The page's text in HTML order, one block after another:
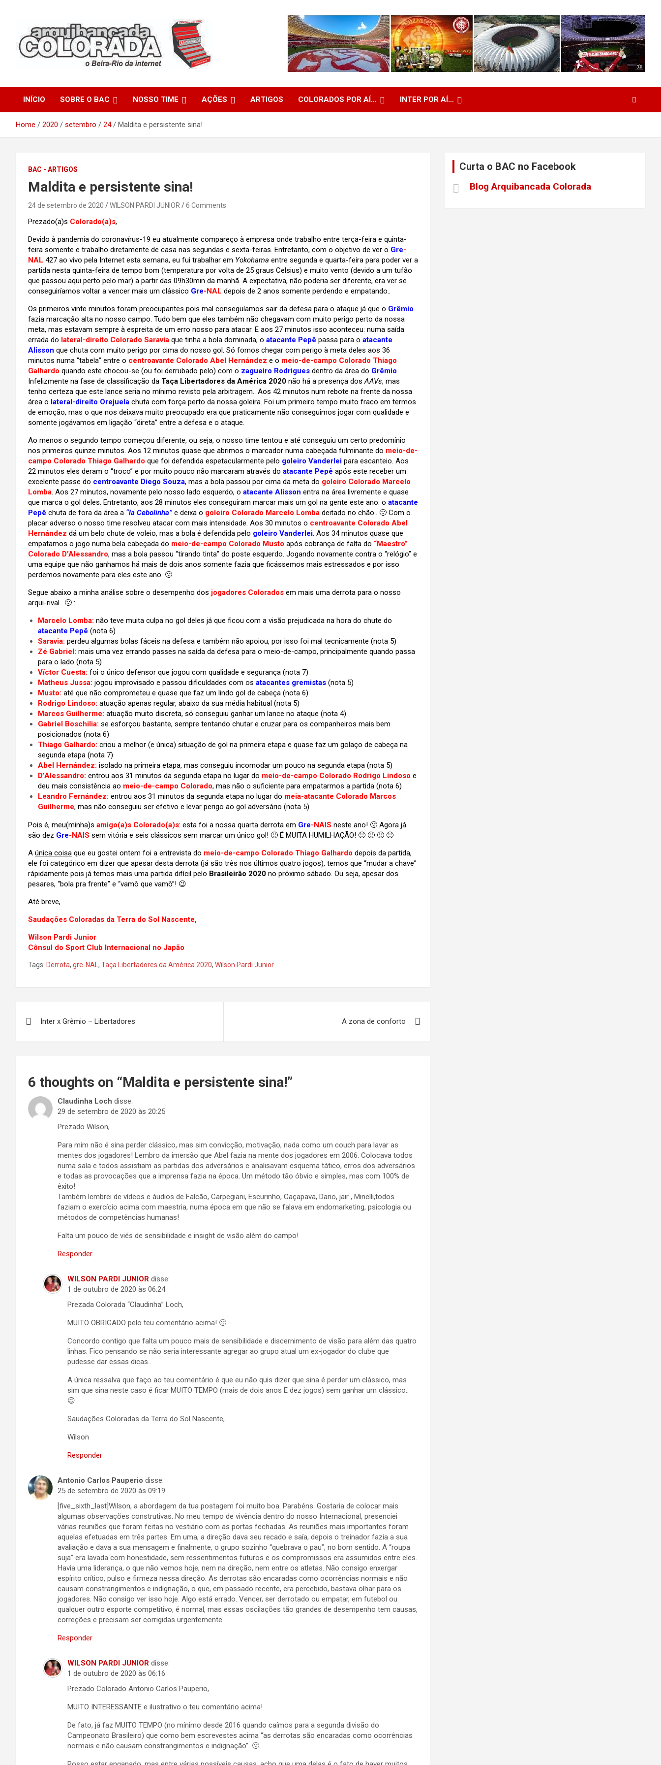
Arquibancada Colorada
INÍCIO SOBRE O BAC NOSSO TIME AÇÕES ARTIGOS COLORADOS POR AÍ… INTER POR AÍ…
Home 2020 setembro 24 Maldita e persistente sina!
BAC - ARTIGOS
Maldita e persistente sina!
24 de setembro de 2020 WILSON PARDI JUNIOR 6 Comments
Prezado(a)s Colorado(a)s,
Devido à pandemia do coronavírus-19 eu atualmente compareço à empresa onde trabalho entre terça-feira e quinta-
feira somente e trabalho diretamente de casa nas segundas e sexta-feiras. Entretanto, com o objetivo de ver o Gre-
NAL 427 ao vivo pela Internet esta semana, eu fui trabalhar em Yokohama entre segunda e quarta-feira para poder ver a
partida nesta quinta-feira de tempo bom (temperatura por volta de 25 graus Celsius) e muito vento (devido a um tufão
que passou aqui perto pelo mar) a partir das 09h30min da manhã. A expectativa, não poderia ser diferente, era ver se
conseguiríamos voltar a vencer mais um clássico Gre-NAL depois de 2 anos somente perdendo e empatando..
Os primeiros vinte minutos foram preocupantes pois mal conseguíamos sair da defesa para o ataque já que o Grêmio
fazia marcação alta no nosso campo. Tudo bem que eles também não chegavam com muito perigo perto da nossa
meta, mas estavam sempre à espreita de um erro nosso para atacar. E aos 27 minutos isso aconteceu: numa saída
errada do lateral-direito Colorado Saravia que tinha a bola dominada, o atacante Pepê passa para o atacante
Alisson que chuta com muito perigo por cima do nosso gol. Só fomos chegar com perigo à meta deles aos 36
minutos numa “tabela” entre o centroavante Colorado Abel Hernández e o meio-de-campo Colorado Thiago
Galhardo quando este chocou-se (ou foi derrubado pelo) com o zagueiro Rodrigues dentro da área do Grêmio.
Infelizmente na fase de classificação da Taça Libertadores da América 2020 não há a presença dosAAVs, mas
tenho certeza que este lance seria no mínimo revisto pela arbitragem.. Aos 42 minutos num rebote na frente da nossa
área o lateral-direito Orejuela chuta com força perto da nossa goleira. Foi um primeiro tempo muito fraco em termos
de emoção, mas o que nos deixava muito preocupado era que praticamente não conseguimos jogar com qualidade e
somente jogávamos em ligação “direta” entre a defesa e o ataque.
Ao menos o segundo tempo começou diferente, ou seja, o nosso time tentou e até conseguiu um certo predomínio
nos primeiros quinze minutos. Aos 12 minutos quase que abrimos o marcador numa cabeçada fulminante do meio-de-
campo Colorado Thiago Galhardo que foi defendida espetacularmente pelo goleiro Vanderlei para escanteio. Aos
22 minutos eles deram o “troco” e por muito pouco não marcaram através do atacante Pepê após este receber um
excelente passe do centroavante Diego Souza, mas a bola passou por cima da meta do goleiro Colorado Marcelo
Lomba. Aos 27 minutos, novamente pelo nosso lado esquerdo, o atacante Alisson entra na área livremente e quase
que marca o gol deles. Entretanto, aos 28 minutos eles conseguiram marcar mais um gol na gente este ano: o atacante
Pepê chuta de fora da área a “la Cebolinha”e deixa o goleiro Colorado Marcelo Lomba deitado no chão.. 🙁 Com o
placar adverso o nosso time resolveu atacar com mais intensidade. Aos 30 minutos o centroavante Colorado Abel
Hernández dá um belo chute de voleio, mas a bola é defendida pelo goleiro Vanderlei. Aos 34 minutos quase que
empatamos o jogo numa bela cabeçada do meio-de-campo Colorado Musto após cobrança de falta do “Maestro”
Colorado D’Alessandro, mas a bola passou “tirando tinta” do poste esquerdo. Jogando novamente contra o “relógio” e
uma equipe que não ganhamos há mais de dois anos somente fazia que ficássemos mais estressados e por isso
perdemos novamente para eles este ano. 🙁
Segue abaixo a minha análise sobre o desempenho dos jogadores Colorados em mais uma derrota para o nosso
arqui-rival.. 🙁 :
Marcelo Lomba: não teve muita culpa no gol deles já que ficou com a visão prejudicada na hora do chute do
atacante Pepê (nota 6)
Saravia: perdeu algumas bolas fáceis na defesa e também não apoiou, por isso foi mal tecnicamente (nota 5)
Zé Gabriel: mais uma vez errando passes na saída da defesa para o meio-de-campo, principalmente quando passa
para o lado (nota 5)
Víctor Cuesta: foi o único defensor que jogou com qualidade e segurança (nota 7)
Matheus Jussa: jogou improvisado e passou dificuldades com os atacantes gremistas (nota 5)
Musto: até que não comprometeu e quase que faz um lindo gol de cabeça (nota 6)
Rodrigo Lindoso: atuação apenas regular, abaixo da sua média habitual (nota 5)
Marcos Guilherme: atuação muito discreta, só conseguiu ganhar um lance no ataque (nota 4)
Gabriel Boschilia: se esforçou bastante, sempre tentando chutar e cruzar para os companheiros mais bem
posicionados (nota 6)
Thiago Galhardo: criou a melhor (e única) situação de gol na primeira etapa e quase faz um golaço de cabeça na
segunda etapa (nota 7)
Abel Hernández: isolado na primeira etapa, mas conseguiu incomodar um pouco na segunda etapa (nota 5)
D’Alessandro: entrou aos 31 minutos da segunda etapa no lugar do meio-de-campo Colorado Rodrigo Lindoso e
deu mais consistência ao meio-de-campo Colorado, mas não o suficiente para empatarmos a partida (nota 6)
Leandro Fernández: entrou aos 31 minutos da segunda etapa no lugar do meia-atacante Colorado Marcos
Guilherme, mas não conseguiu ser efetivo e levar perigo ao gol adversário (nota 5)
Pois é, meu(minha)s amigo(a)s Colorado(a)s: esta foi a nossa quarta derrota em Gre-NAIS neste ano! 🙁 Agora já
são dez Gre-NAIS sem vitória e seis clássicos sem marcar um único gol! 🙁 É MUITA HUMILHAÇÃO! 🙁 🙁 🙁 🙁
A única coisa que eu gostei ontem foi a entrevista do meio-de-campo Colorado Thiago Galhardo depois da partida,
ele foi categórico em dizer que apesar desta derrota (já são três nos últimos quatro jogos), temos que “mudar a chave”
rápidamente pois já temos mais uma partida difícil pelo Brasileirão 2020 no próximo sábado. Ou seja, apesar dos
pesares, “bola pra frente” e “vamô que vamô”! 😉
Até breve,
Saudações Coloradas da Terra do Sol Nascente,
Wilson Pardi Junior
Cônsul do Sport Club Internacional no Japão
Tags: Derrota, gre-NAL , Taça Libertadores da América 2020, Wilson Pardi Junior
de
Inter x Grêmio – Libertadores A zona de conforto
6 thoughts on “Maldita e persistente sina!”
Claudinha Loch disse:
29 de setembro de 2020 às 20:25
Prezado Wilson,
Para mim não é sina perder clássico, mas sim convicção, motivação, nada como um couch para lavar as
mentes dos jogadores! Lembro da imersão que Abel fazia na mente dos jogadores em 2006. Colocava todos
numa sala e todos assistiam as partidas dos adversários e analisavam esquema tático, erros dos adversários
e todas as provocações que a imprensa fazia na época. Um método tão óbvio e simples, mas com 100% de
êxito!
Também lembrei de vídeos e áudios de Falcão, Carpegiani, Escurinho, Caçapava, Dario, jair , Minelli,todos
faziam o exercício acima com maestria, numa época em que não se falava em endomarketing, psicologia ou
métodos de competências humanas!
Falta um pouco de viés de sensibilidade e insight de visão além do campo!
Responder
WILSON PARDI JUNIOR disse:
1 de outubro de 2020 às 06:24
Prezada Colorada “Claudinha” Loch,
MUITO OBRIGADO pelo teu comentário acima! 🙂
Concordo contigo que falta um pouco mais de sensibilidade e discernimento de visão para além das quatro
linhas. Fico pensando se não seria interessante agregar ao grupo atual um ex-jogador do clube que
pudesse dar essas dicas..
A única ressalva que faço ao teu comentário é que eu não quis dizer que sina é perder um clássico, mas
sim que sina neste caso é ficar MUITO TEMPO (mais de dois anos E dez jogos) sem ganhar um clássico..
😉
Saudações Coloradas da Terra do Sol Nascente,
Wilson
Responder
Antonio Carlos Pauperio disse:
25 de setembro de 2020 às 09:19
[five_sixth_last]Wilson, a abordagem da tua postagem foi muito boa. Parabéns. Gostaria de colocar mais
algumas observações construtivas. No meu tempo de vivência dentro do nosso Internacional, presenciei
várias reuniões que foram feitas no vestiário com as portas fechadas. As reuniões mais importantes foram
aquelas efetuadas em três partes. Em uma, a direção dava seu recado e saía, depois o treinador fazia a sua
avaliação e dava a sua mensagem e finalmente, o grupo sozinho “quebrava o pau”, no bom sentido. A “roupa
suja” era lavada com honestidade, sem ressentimentos futuros e os compromissos era assumidos entre eles.
Havia uma liderança, o que não vemos hoje, nem na direção, nem entre os atletas. Não consigo enxergar
espírito crítico, pulso e firmeza nessa direção. As derrotas são encaradas como ocorrências normais e não
causam constrangimentos e indignação, o que, em passado recente, era percebido, bastava olhar para os
jogadores. Não consigo ver isso hoje. Algo está errado. Vencer, ser derrotado ou empatar, em futebol ou
qualquer outro esporte competitivo, é normal, mas essas oscilações tão grandes de desempenho tem causas,
correções e precisam ser corrigidas urgentemente.
Responder
WILSON PARDI JUNIOR disse:
1 de outubro de 2020 às 06:16
Prezado Colorado Antonio Carlos Pauperio,
MUITO INTERESSANTE e ilustrativo o teu comentário acima!
De fato, já faz MUITO TEMPO (no mínimo desde 2016 quando caímos para a segunda divisão do
Campeonato Brasileiro) que como bem escrevestes acima “as derrotas são encaradas como ocorrências
normais e não causam constrangimentos e indignação”. 🙁
Curta o BAC no Facebook
Blog Arquibancada Colorada